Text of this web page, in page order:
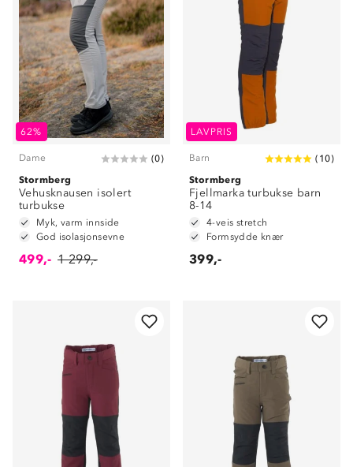
62%
Dame (0)
Stormberg
Vehusknausen isolert
turbukse
Myk, varm innside
God isolasjonsevne
499,- 1 299,-
LAVPRIS
Barn ( 10)
Stormberg
Fjellmarka turbukse barn
8-14
4-veis stretch
Formsydde knær
399,-